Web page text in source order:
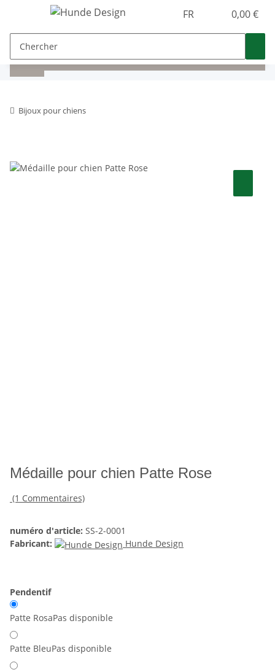
FR 0,00 €
Bijoux pour chiens
Médaille pour chien Patte Rose
(1 Commentaires)
numéro d'article: SS-2-0001
Fabricant:
Hunde Design
Pendentif
Patte RosaPas disponible
Patte BleuPas disponible